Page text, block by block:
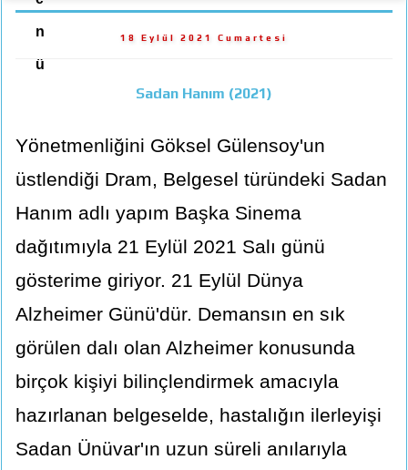
n
ü
18 Eylül 2021 Cumartesi
Sadan Hanım (2021)
Yönetmenliğini Göksel Gülensoy'un
üstlendiği Dram, Belgesel türündeki Sadan
Hanım adlı yapım Başka Sinema
dağıtımıyla 21 Eylül 2021 Salı günü
gösterime giriyor. 21 Eylül Dünya
Alzheimer Günü'dür. Demansın en sık
görülen dalı olan Alzheimer konusunda
birçok kişiyi bilinçlendirmek amacıyla
hazırlanan belgeselde, hastalığın ilerleyişi
Sadan Ünüvar'ın uzun süreli anılarıyla